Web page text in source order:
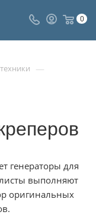
0
—
генераторы для
выполняют
оригинальных